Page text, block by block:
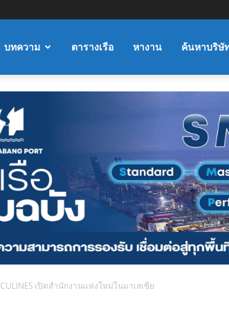
บทความ ตารางเรือ หางาน ค้นหาบริษั
CULINES เปิดสำนักงานแห่งใหม่ในมาเลเซีย